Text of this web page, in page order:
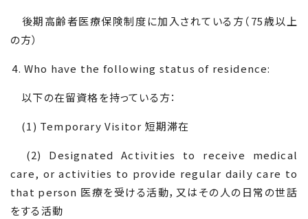
後期高齢者医療保険制度に加入されている方（75歳以上
の方）
Who have the following status of residence:
以下の在留資格を持っている方：
(1) Temporary Visitor 短期滞在
(2) Designated Activities to receive medical
care, or activities to provide regular daily care to
that person 医療を受ける活動，又はその人の日常の世話
をする活動